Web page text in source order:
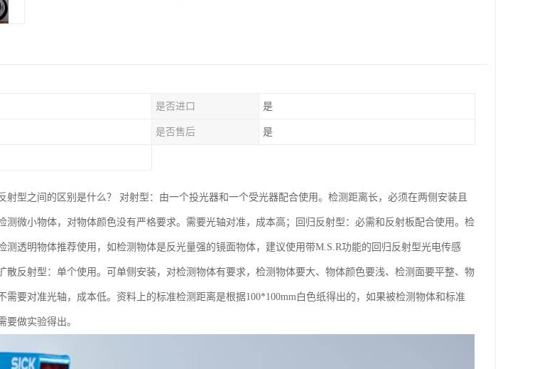
是否进口 是
是否售后 是
射型之间的区别是什么？ 对射型：由一个投光器和一个受光器配合使用。检测距离长，必须在两侧安装且
测微小物体，对物体颜色没有严格要求。需要光轴对准，成本高；回归反射型：必需和反射板配合使用。检
测透明物体推荐使用，如检测物体是反光量强的镜面物体，建议使用带M.S.R功能的回归反射型光电传感
散反射型：单个使用。可单侧安装，对检测物体有要求，检测物体要大、物体颜色要浅、检测面要平整、物
需要对准光轴，成本低。资料上的标准检测距离是根据100*100mm白色纸得出的，如果被检测物体和标准
要做实验得出。